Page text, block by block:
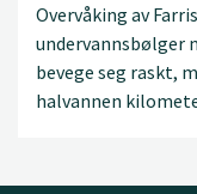
Overvåking av
undervannsbølger
bevege seg raskt,
halvannen